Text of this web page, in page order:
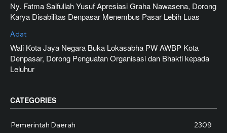
Ny. Fatma Saifullah Yusuf Apresiasi Graha Nawasena, Dorong
Karya Disabilitas Denpasar Menembus Pasar Lebih Luas
Adat
Wali Kota Jaya Negara Buka Lokasabha PW AWBP Kota
Denpasar, Dorong Penguatan Organisasi dan Bhakti kepada
Leluhur
CATEGORIES
Pemerintah Daerah
2309